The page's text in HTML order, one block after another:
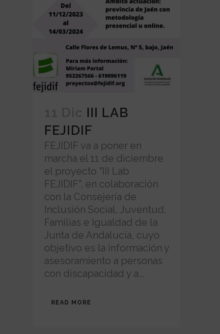
III LAB
FEJIDIF
FEJIDIF va a poner en
marcha el 11 de diciembre
el proyecto "III Lab
FEJIDIF", en colaboración
con la Consejería de
Inclusión Social, Juventud,
Familias e Igualdad de la
Junta de Andalucía, cuyo
objetivo es la información y
asesoramiento a personas
con discapacidad y a...
READ MORE